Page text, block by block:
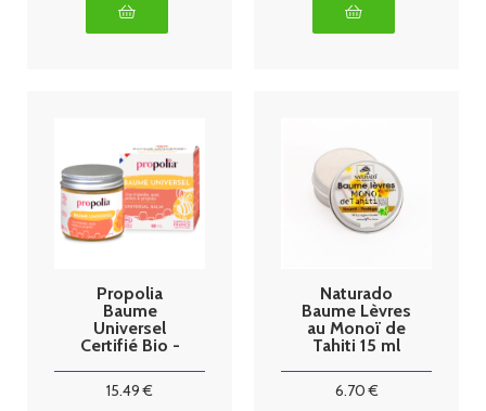
Propolia
Baume
Universel
Certifié Bio -
15.49 €
Naturado
Baume Lèvres
au Monoï de
Tahiti 15 ml
6.70€